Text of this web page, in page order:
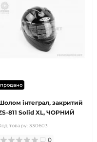
продано
інтеграл, закритий
811 Solid XL, ЧОРНИЙ
товару: 330603
0